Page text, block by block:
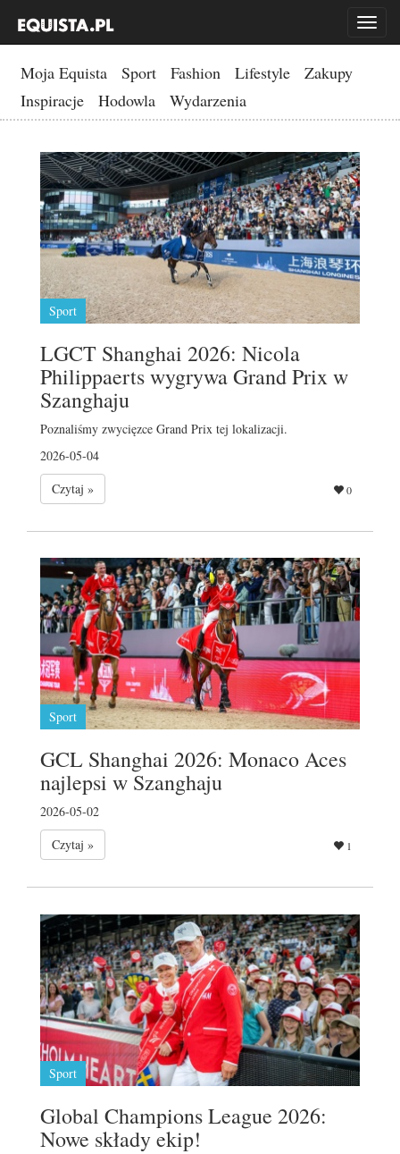
Toggle
Moja Equista Sport Fashion Lifestyle
Zakupy
Inspiracje
Hodowla Wydarzenia
Sport
LGCT Shanghai 2026: Nicola
Philippaerts wygrywa Grand Prix w
Szanghaju
Poznaliśmy zwycięzce Grand Prix tej lokalizacji.
2026-05-04
Czytaj »
0
Sport
GCL Shanghai 2026: Monaco Aces
najlepsi w Szanghaju
2026-05-02
Czytaj »
1
Sport
Global Champions League 2026:
Nowe składy ekip!